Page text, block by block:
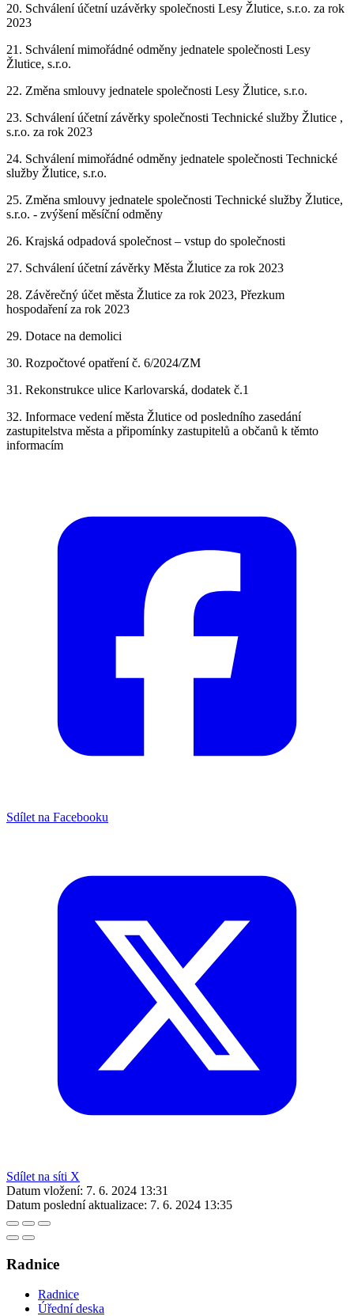
20. Schválení účetní uzávěrky společnosti Lesy Žlutice, s.r.o. za rok
2023
21. Schválení mimořádné odměny jednatele společnosti Lesy
Žlutice, s.r.o.
22. Změna smlouvy jednatele společnosti Lesy Žlutice, s.r.o.
23. Schválení účetní závěrky společnosti Technické služby Žlutice ,
s.r.o. za rok 2023
24. Schválení mimořádné odměny jednatele společnosti Technické
služby Žlutice, s.r.o.
25. Změna smlouvy jednatele společnosti Technické služby Žlutice,
s.r.o. - zvýšení měsíční odměny
26. Krajská odpadová společnost – vstup do společnosti
27. Schválení účetní závěrky Města Žlutice za rok 2023
28. Závěrečný účet města Žlutice za rok 2023, Přezkum
hospodaření za rok 2023
29. Dotace na demolici
30. Rozpočtové opatření č. 6/2024/ZM
31. Rekonstrukce ulice Karlovarská, dodatek č.1
32. Informace vedení města Žlutice od posledního zasedání
zastupitelstva města a připomínky zastupitelů a občanů k těmto
informacím
Sdílet na Facebooku
Sdílet na síti X
Datum vložení: 7. 6. 2024 13:31
Datum poslední aktualizace: 7. 6. 2024 13:35
Radnice
Radnice
Úřední deska